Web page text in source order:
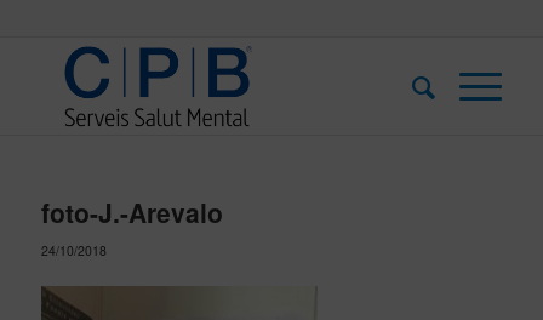
foto-J.-Arevalo
24/10/2018